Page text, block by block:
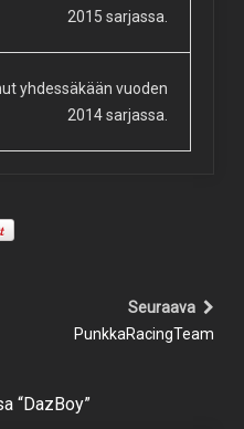
2015 sarjassa.
yhdessäkään vuoden
2014 sarjassa.
Seuraava
PunkkaRacingTeam
“DazBoy”